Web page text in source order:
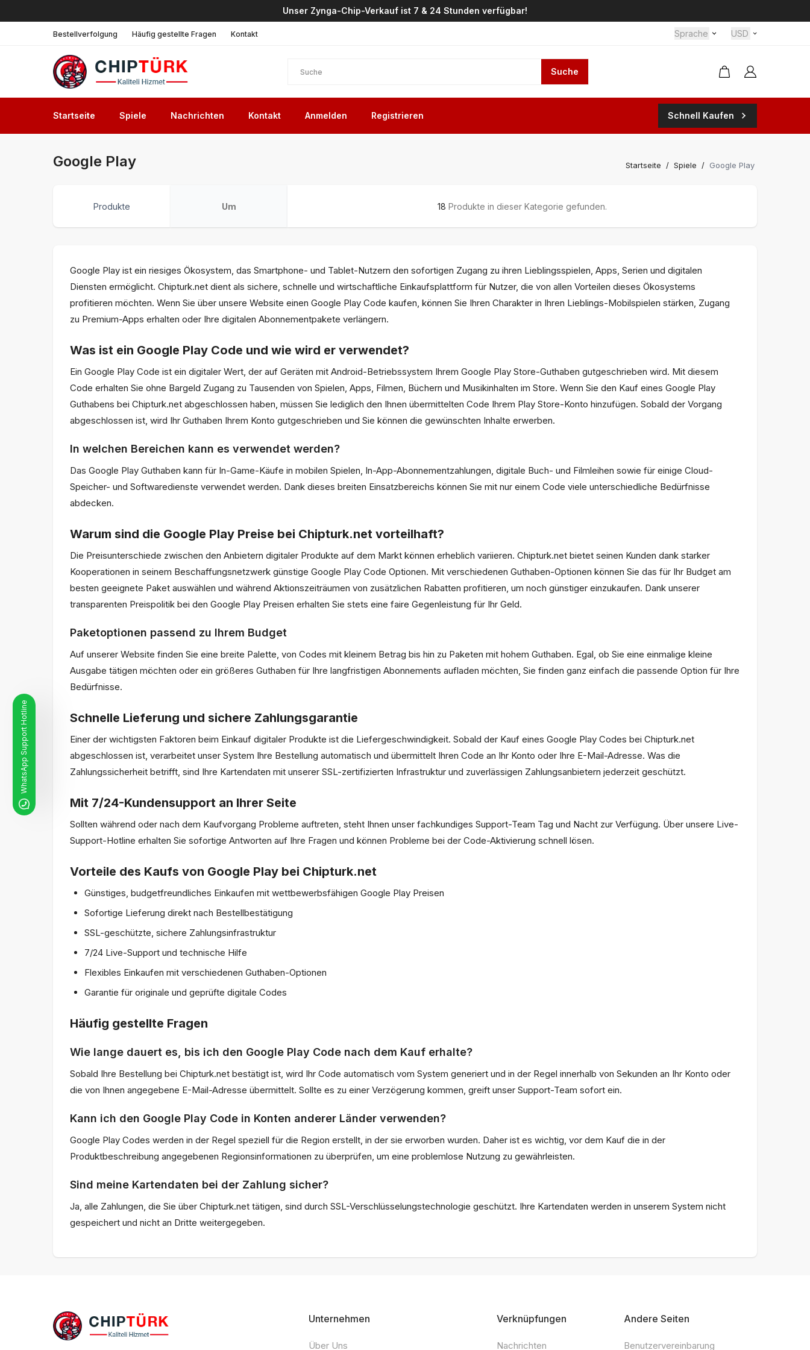
Unser Zynga-Chip-Verkauf ist 7 & 24 Stunden verfügbar!
Bestellverfolgung Häufig gestellte Fragen Kontakt Sprache USD
Suche
Startseite Spiele Nachrichten Kontakt Anmelden Registrieren Schnell Kaufen
Google Play Startseite / Spiele / Google Play
Produkte Um 18 Produkte in dieser Kategorie gefunden.
Google Play ist ein riesiges Ökosystem, das Smartphone- und Tablet-Nutzern den sofortigen Zugang zu ihren Lieblingsspielen, Apps, Serien und digitalen
Diensten ermöglicht. Chipturk.net dient als sichere, schnelle und wirtschaftliche Einkaufsplattform für Nutzer, die von allen Vorteilen dieses Ökosystems
profitieren möchten. Wenn Sie über unsere Website einen Google Play Code kaufen, können Sie Ihren Charakter in Ihren Lieblings-Mobilspielen stärken, Zugang
zu Premium-Apps erhalten oder Ihre digitalen Abonnementpakete verlängern.
Was ist ein Google Play Code und wie wird er verwendet?
Ein Google Play Code ist ein digitaler Wert, der auf Geräten mit Android-Betriebssystem Ihrem Google Play Store-Guthaben gutgeschrieben wird. Mit diesem
Code erhalten Sie ohne Bargeld Zugang zu Tausenden von Spielen, Apps, Filmen, Büchern und Musikinhalten im Store. Wenn Sie den Kauf eines Google Play
Guthabens bei Chipturk.net abgeschlossen haben, müssen Sie lediglich den Ihnen übermittelten Code Ihrem Play Store-Konto hinzufügen. Sobald der Vorgang
abgeschlossen ist, wird Ihr Guthaben Ihrem Konto gutgeschrieben und Sie können die gewünschten Inhalte erwerben.
In welchen Bereichen kann es verwendet werden?
Das Google Play Guthaben kann für In-Game-Käufe in mobilen Spielen, In-App-Abonnementzahlungen, digitale Buch- und Filmleihen sowie für einige Cloud-
Speicher- und Softwaredienste verwendet werden. Dank dieses breiten Einsatzbereichs können Sie mit nur einem Code viele unterschiedliche Bedürfnisse
abdecken.
Warum sind die Google Play Preise bei Chipturk.net vorteilhaft?
Die Preisunterschiede zwischen den Anbietern digitaler Produkte auf dem Markt können erheblich variieren. Chipturk.net bietet seinen Kunden dank starker
Kooperationen in seinem Beschaffungsnetzwerk günstige Google Play Code Optionen. Mit verschiedenen Guthaben-Optionen können Sie das für Ihr Budget am
besten geeignete Paket auswählen und während Aktionszeiträumen von zusätzlichen Rabatten profitieren, um noch günstiger einzukaufen. Dank unserer
transparenten Preispolitik bei den Google Play Preisen erhalten Sie stets eine faire Gegenleistung für Ihr Geld.
Paketoptionen passend zu Ihrem Budget
Auf unserer Website finden Sie eine breite Palette, von Codes mit kleinem Betrag bis hin zu Paketen mit hohem Guthaben. Egal, ob Sie eine einmalige kleine
Ausgabe tätigen möchten oder ein größeres Guthaben für Ihre langfristigen Abonnements aufladen möchten, Sie finden ganz einfach die passende Option für Ihre
Bedürfnisse.
Schnelle Lieferung und sichere Zahlungsgarantie
Einer der wichtigsten Faktoren beim Einkauf digitaler Produkte ist die Liefergeschwindigkeit. Sobald der Kauf eines Google Play Codes bei Chipturk.net
abgeschlossen ist, verarbeitet unser System Ihre Bestellung automatisch und übermittelt Ihren Code an Ihr Konto oder Ihre E-Mail-Adresse. Was die
Zahlungssicherheit betrifft, sind Ihre Kartendaten mit unserer SSL-zertifizierten Infrastruktur und zuverlässigen Zahlungsanbietern jederzeit geschützt.
Mit 7/24-Kundensupport an Ihrer Seite
Sollten während oder nach dem Kaufvorgang Probleme auftreten, steht Ihnen unser fachkundiges Support-Team Tag und Nacht zur Verfügung. Über unsere Live-
Support-Hotline erhalten Sie sofortige Antworten auf Ihre Fragen und können Probleme bei der Code-Aktivierung schnell lösen.
Vorteile des Kaufs von Google Play bei Chipturk.net
Günstiges, budgetfreundliches Einkaufen mit wettbewerbsfähigen Google Play Preisen
Sofortige Lieferung direkt nach Bestellbestätigung
SSL-geschützte, sichere Zahlungsinfrastruktur
7/24 Live-Support und technische Hilfe
Flexibles Einkaufen mit verschiedenen Guthaben-Optionen
Garantie für originale und geprüfte digitale Codes
Häufig gestellte Fragen
Wie lange dauert es, bis ich den Google Play Code nach dem Kauf erhalte?
Sobald Ihre Bestellung bei Chipturk.net bestätigt ist, wird Ihr Code automatisch vom System generiert und in der Regel innerhalb von Sekunden an Ihr Konto oder
die von Ihnen angegebene E-Mail-Adresse übermittelt. Sollte es zu einer Verzögerung kommen, greift unser Support-Team sofort ein.
Kann ich den Google Play Code in Konten anderer Länder verwenden?
Google Play Codes werden in der Regel speziell für die Region erstellt, in der sie erworben wurden. Daher ist es wichtig, vor dem Kauf die in der
Produktbeschreibung angegebenen Regionsinformationen zu überprüfen, um eine problemlose Nutzung zu gewährleisten.
Sind meine Kartendaten bei der Zahlung sicher?
Ja, alle Zahlungen, die Sie über Chipturk.net tätigen, sind durch SSL-Verschlüsselungstechnologie geschützt. Ihre Kartendaten werden in unserem System nicht
gespeichert und nicht an Dritte weitergegeben.
Unternehmen
Über Uns
Verknüpfungen
Nachrichten
Andere Seiten
Benutzervereinbarung
WhatsApp Support Hotline